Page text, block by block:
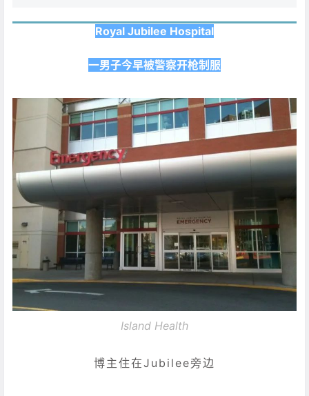
Royal Jubilee Hospital
一男子今早被警察开枪制服
Island Health
博主住在Jubilee旁边